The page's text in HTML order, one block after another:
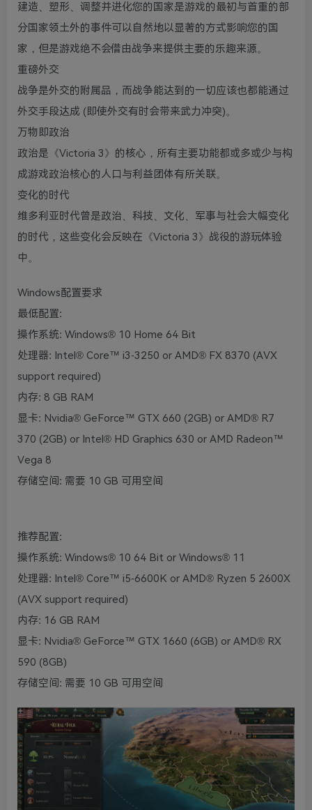
建造、塑形、调整并进化您的国家是游戏的最初与首重的部
分国家领土外的事件可以自然地以显著的方式影响您的国
家，但是游戏绝不会借由战争来提供主要的乐趣来源。
重磅外交
战争是外交的附属品，而战争能达到的一切应该也都能通过
外交手段达成 (即使外交有时会带来武力冲突)。
万物即政治
政治是《Victoria 3》的核心，所有主要功能都或多或少与构
成游戏政治核心的人口与利益团体有所关联。
变化的时代
维多利亚时代曾是政治、科技、文化、军事与社会大幅变化
的时代，这些变化会反映在《Victoria 3》战役的游玩体验
中。
Windows配置要求
最低配置:
操作系统: Windows® 10 Home 64 Bit
处理器: Intel® Core™ i3-3250 or AMD® FX 8370 (AVX
support required)
内存: 8 GB RAM
显卡: Nvidia® GeForce™ GTX 660 (2GB) or AMD® R7
370 (2GB) or Intel® HD Graphics 630 or AMD Radeon™
Vega 8
存储空间: 需要 10 GB 可用空间
推荐配置:
操作系统: Windows® 10 64 Bit or Windows® 11
处理器: Intel® Core™ i5-6600K or AMD® Ryzen 5 2600X
(AVX support required)
内存: 16 GB RAM
显卡: Nvidia® GeForce™ GTX 1660 (6GB) or AMD® RX
590 (8GB)
存储空间: 需要 10 GB 可用空间